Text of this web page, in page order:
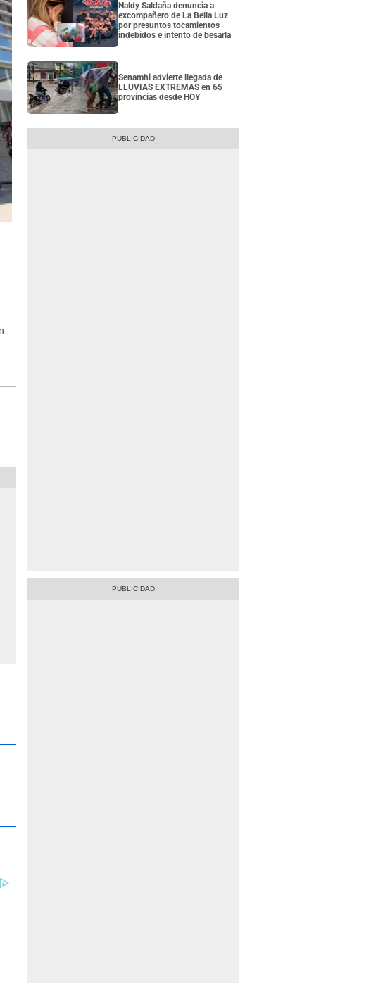
Naldy Saldaña denuncia a
excompañero de La Bella Luz
por presuntos tocamientos
indebidos e intento de besarla
Senamhi advierte llegada de
LLUVIAS EXTREMAS en 65
provincias desde HOY